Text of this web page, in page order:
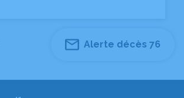
Alerte décès 76